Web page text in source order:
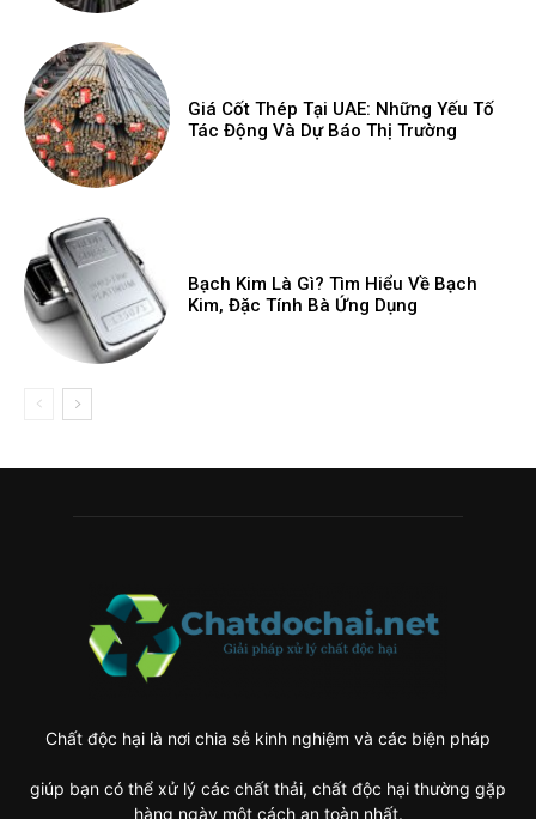
Giá Cốt Thép Tại UAE: Những Yếu Tố
Tác Động Và Dự Báo Thị Trường
Bạch Kim Là Gì? Tìm Hiểu Về Bạch
Kim, Đặc Tính Bà Ứng Dụng
Chất độc hại là nơi chia sẻ kinh nghiệm và các biện pháp
giúp bạn có thể xử lý các chất thải, chất độc hại thường gặp
hàng ngày một cách an toàn nhất.